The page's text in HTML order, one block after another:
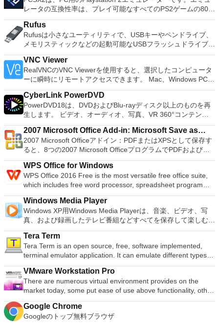
ーティション空き領域を再分配するダイナミックディスクの変
換パーティションを回復する
sounds together. Change the speed or pitch of a recording.
Add new effects with LADSPA plug-ins. And more!
レータの互換性率は、プレイ可能なすべてのPS2ゲームの80％
以上を誇っています。かなり強力なコンピューターを所有して
いる場合、PCSX2は優れたエミュレーターです。また、この
アプリケーションはローエンドコンピューターのサポートも提
供するため、Playstation 2コンソールのすべての所有者は、
PCで動作するゲームを見ることができます。 PCSX2エミュレ
ーターを使用すると、PS2コントローラーを使用して、本物の
プレイステーション体験をシミュレートできます。このアプリ
ケーションでは、ディスクからゲームを直接実行することも、
ハードドライブからISOイメージとして実行することもできま
す。 主な機能は次のとおりです。 Savestates：ボタンを1つ
押すだけで、ゲームの現在の「状態」を保存できます。 無制
限のメモリーカード：好きなだけメモリーカードを保存でき、
8MBから64MBまでの単一の物理カードに制限されなくなりま
した。 高解像度グラフィックス：PCSX2を使用すると、
1080pまたは4K HDでゲームをプレイできます。 全体とし
ゲームを高い精度でエミュレートでき、Windowsとエミュレ
ーターを切り替えることができます。欠点は、高速ゲームに苦
労し、時々フリーズまたはクラッシュすることです。* PCSX2
を使用するには、コンソールから抽出できるPlaystation 2
BIOSが必要です。
Rufus
Rufusは小さなユーティリティで、USBキーやペンドライブ、
メモリスティックなどの起動可能なUSBフラッシュドライブを
フォーマットおよび作成できます。 Rufusは、次のシナリオで
役立ちます。 Windows、Linux、およびUEFI用の起動可能な
ISOからUSBインストールメディアを作成する必要がある場
合。 OSがインストールされていないシステムで作業する必要
がある場合。 BIOSまたはその他のファームウェアをDOSから
フラッシュする必要がある場合。 低レベルのユーティリティ
を実行する必要がある場合。 Rufusは次の* ISOで動作しま
す：Arch Linux、Archbang、BartPE / pebuilder、CentOS、
Damn Small Linux、Fedora、FreeDOS、Gentoo、
gNewSense、Hiren&#39;s Boot CD、LiveXP、Knoppix、
Kubuntu、Linux Mint、NT Password Registry Editor、
OpenSUSE、Parted Magic、Slackware、Tails、Trinity
Rescue Kit、Ubuntu、Ultimate Boot CD、Windows XP（SP2
以降）、Windows Server 2003 R2、Windows Vista、
Windows 7、Windows 8。 *このリストは完全ではありませ
ア語、マレーシア語、セシュティナ、ダンスク、ドイツ語、英
語、スペイン語、フランス語、フルバツキー、イタリア語、ラ
トヴィエシュ、リエトゥビウ、マジャール、オランダ、ノルス
ク、ポルスキ、ポルトガル、ポルトガル、スロヴェンスキー、
スロベンツキー、スロヴェンスキーSrpski、Suomi、
Svenska、Türkçe。
VNC Viewer
RealVNCのVNC Viewerを使用すると、選択したコンピュータ
ーに瞬時にリモートアクセスできます。 Mac、Windows PC、
またはLinuxマシン、世界中のどこからでも。 VNC Viewerを
使用すると、コンピューターのデスクトップを表示したり、コ
ンピューターの前に直接座っているかのようにマウスとキーボ
ードを制御したりできます。 VNC Viewerは、インストールと
使用が簡単です。制御したいデバイスでインストーラーを実行
し、指示に従ってください。オプションで、Windowsでのリ
モート展開に使用可能なMSIがあります。デスクトッププラッ
トフォームにVNC Viewerをインストールする権限がない場合
は、スタンドアロンオプションを選択する必要があります。
主な機能は次のとおりです。 クラウドサービスを介してVNC
Connectを実行しているコンピューターに接続します。 Apple
Screen Sharing（ARD）などのサードパーティ製のVNC互換
ソフトウェアを実行しているコンピューターに直接接続しま
す。 各デバイスでVNC Viewerにサインインして、すべてのデ
バイス間の接続をバックアップおよび同期します。 仮想キー
の高度なキーが含まれています。 Bluetoothキーボードのサポ
ート。 VNC Connectサブスクリプションには、無料、有料、
試用の3つのバージョンがあります。 制御する必要のあるマシ
ンごとに、RealVNCのWebサイトにアクセスして、各コンピ
ューターにVNC Connectをダウンロードするだけです。次
に、RealVNCアカウントの資格情報を使用して、ローカルマ
シンでVNC Viewerにサインインします。そこから、コンピュ
ーターを確認して接続できます。 VNC Connectを使用する
と、セッションはエンドツーエンドで暗号化されます。アプリ
はすぐに各コンピューターをパスワードで保護します。コンピ
CyberLink PowerDVD
PowerDVD18は、DVDおよびBlu-rayディスク以上のものを再
生します。 ビデオ、オーディオ、写真、VR 360°コンテン
ツ、さらにはYouTubeやVimeoにとっても、PowerDVD18は重
要なエンターテイメントの仲間です。 Ultra HD HDR TVとサ
ラウンドサウンドシステムの可能性を解き放ち、360°ビデオ
の増え続けるコレクションへのアクセスで仮想世界に没頭する
か、PCまたはラップトップでの比類のない再生サポートと独
自の強化により、どこにいても簡単にリラックスできます。
新機能は次のとおりです。 4K DHR向けに最適化 Ultra HD
Blu-ray、4K、HEVC / H.265およびHDR10コンテンツをサポー
ト全画面モードで21：9モニターで2.35：1の映画を見る常時
オンのミニビューでYouTubeライブを見る YouTubeおよび
Vimeoで4K HDRおよび360ビデオを再生 VRエクスペリエンス
の向上：Microsoft Mixed Realityヘッドセット、HTC、VIVE、
およびOculus Riftをサポート Fire TVとキャストのサポート
注：これは商用トライアルです。
2007 Microsoft Office Add-in: Microsoft Save as
PDF or XPS
2007 Microsoft Officeアドイン：PDFまたはXPSとして保存す
ると、8つの2007 Microsoft OfficeプログラムでPDFおよび
XPS形式にエクスポートして保存できます。このツールを使用
すると、これらのプログラムのサブセットでPDF形式および
XPS形式の電子メール添付ファイルとして送信することもでき
ます（特定の機能はプログラムによって異なります）。 この
ダウンロードは、次のOfficeプログラムで動作します。
Microsoft Office Access 2007。 Microsoft Office Excel 2007。
Microsoft Office InfoPath 2007。 Microsoft Office OneNote
2007。 Microsoft Office PowerPoint 2007。 Microsoft Office
Publisher 2007。 Microsoft Office Visio 2007。 Microsoft
Office Word 2007。 2007 Microsoft Officeプログラムのこの
Microsoft Save as PDFまたはXPSアドインは、2007 Microsoft
Office systemソフトウェアの補足条項であり、2007 Microsoft
Office systemソフトウェアのライセンス条項の対象となりま
す。 システム要件：サポートされているオペレーティングシ
ステム。 Windows Server 2003、Windows Vista、Windows
WPS Office for Windows
WPS Office 2016 Free is the most versatile free office suite,
which includes free word processor, spreadsheet program
and presentation maker. With these three programs you will
easily be able to deal with any office related tasks. WPS
Office 2016 Free has multiple language support for English,
French, German, Spanish, Portuguese,Russian and Polish
languages. To switch between languages requires only a
single click! Despite being a free suite, WPS Office comes
with many innovative features, such as the paragraph
adjustment tool and multiple tabbed feature. It also has a PDF
converter, spell check and word count feature. WPS Office
2016 Personal Edition supports switching language UI,File
Roaming and Docer online templates. Key features include:
Writer Efficient word processor. Presentation Multimedia
presentations creator. Spreadsheets Powerful tool for data
processing and analysis. 100% compatible with MS Office
Windows Media Player
Windows XP用Windows Media Playerは、音楽、ビデオ、写
真、および録画したテレビ番組などすべてを保存して楽しむ最
適な機能を搭載しています。 再生、表示、外出先で楽しむた
めのポータブル デバイスとの同期、さらには家中のデバイス
との共有も、すべて1か所で行えます。 シンプルなデザイン -
まったく新しい外観でデジタル エンターテイメントを楽しめ
ます。 大好きな音楽をより多く - デジタル音楽体験がさらに
楽しくなります。 エンターテイメントをすべて1つの場所に -
音楽、ビデオ、写真、録画したテレビ番組をすべて保存して楽
しめます。 どこでも楽しめる - どこにいても音楽、ビデオ、
写真にアクセスできます。
Tera Term
Tera Term is an open source, free, software implemented,
terminal emulator application. It can emulate different types of
computer terminals, from DEC VT100 to DEC VT382, and it
supports telnet, SSH 1 & 2 and serial port connections. It also
has a built-in macro scripting language and some other useful
plugins. Key features include: Automatically creates logs with
unique log names. Supports SSH, standard telnet and serial
ports. Supports dec/digital/vt terminal standards. Tera Term is
a useful application, which allows the connection to any
VMware Workstation Pro
There are numerous virtual environment provides on the
market today, some put ease of use above functionality, other
place integration above stability. VMware Workstation Pro is
the easiest to use, the fastest and the most reliable app when
it comes to evaluating a new OS, or new software apps and
Google Chrome
Googleのトップ無料ブラウザ